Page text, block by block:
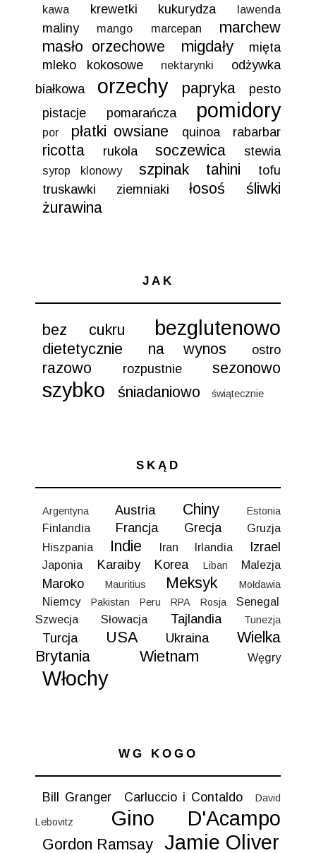
kawa krewetki kukurydza lawenda
maliny mango marcepan
marchew
masło orzechowe
migdały
mięta
mleko kokosowe
nektarynki
odżywka
białkowa
orzechy papryka
pesto
pistacje
pomarańcza pomidory
por płatki owsiane quinoa rabarbar
ricotta rukola soczewica stewia
syrop klonowy szpinak tahini
tofu
truskawki
ziemniaki łosoś
śliwki
żurawina
JAK
bez cukru bezglutenowo
dietetycznie na wynos ostro
razowo rozpustnie sezonowo
szybko śniadaniowo świątecznie
SKĄD
Argentyna Austria Chiny Estonia
Finlandia Francja Grecja
Gruzja
Hiszpania
Indie Iran Irlandia Izrael
Japonia Karaiby Korea Liban Malezja
Maroko Mauritius Meksyk Mołdawia
Niemcy Pakistan Peru RPA Rosja
Senegal
Szwecja
Słowacja Tajlandia Tunezja
Turcja USA Ukraina
Wielka
Brytania
Wietnam Węgry
Włochy
WG KOGO
Bill Granger Carluccio i Contaldo David
Lebovitz Gino D'Acampo
Gordon Ramsay Jamie Oliver